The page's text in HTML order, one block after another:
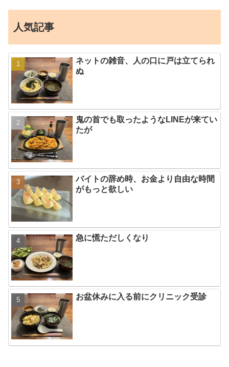
人気記事
ネットの雑音、人の口に戸は立てられ
ぬ
鬼の首でも取ったようなLINEが来てい
たが
バイトの辞め時、お金より自由な時間
がもっと欲しい
急に慌ただしくなり
お盆休みに入る前にクリニック受診